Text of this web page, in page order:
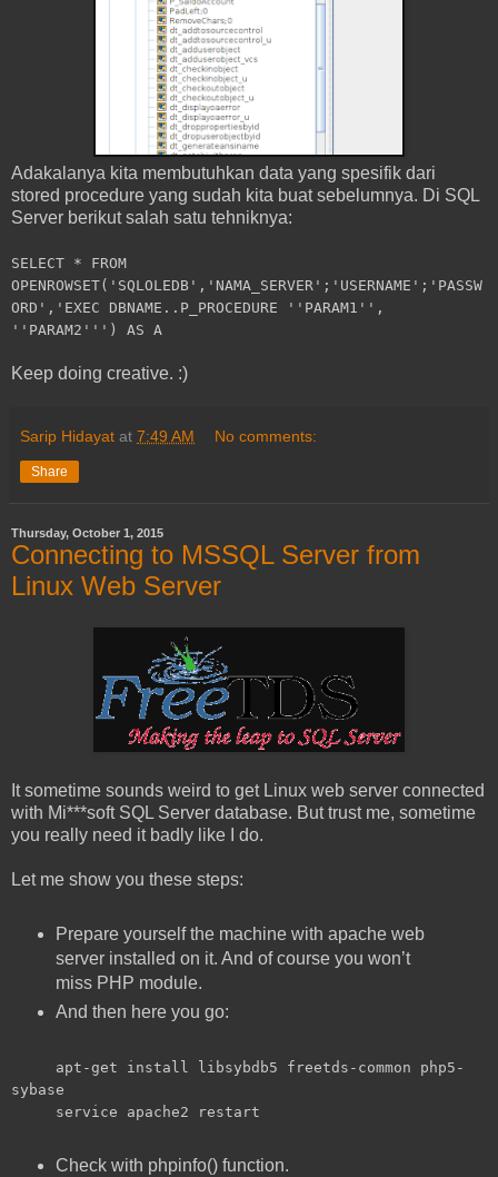
Adakalanya kita membutuhkan data yang spesifik dari
stored procedure yang sudah kita buat sebelumnya. Di SQL
Server berikut salah satu tehniknya:
SELECT * FROM
OPENROWSET('SQLOLEDB','NAMA_SERVER';'USERNAME';'PASSW
ORD','EXEC DBNAME..P_PROCEDURE ''PARAM1'',
''PARAM2''') AS A
Keep doing creative. :)
Sarip Hidayat at 7:49 AM No comments:
Share
Thursday, October 1, 2015
Connecting to MSSQL Server from
Linux Web Server
It sometime sounds weird to get Linux web server connected
with Mi***soft SQL Server database. But trust me, sometime
you really need it badly like I do.
Let me show you these steps:
Prepare yourself the machine with apache web
server installed on it. And of course you won’t
miss PHP module.
And then here you go:
apt-get install libsybdb5 freetds-common php5-
sybase
service apache2 restart
Check with phpinfo() function.